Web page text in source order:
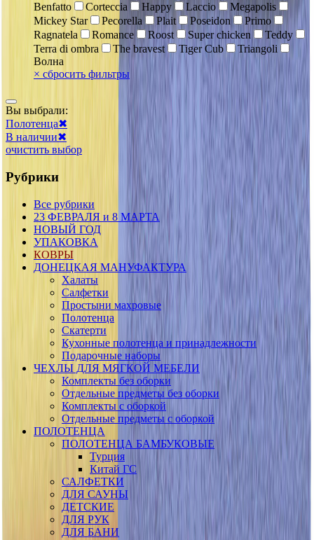
Benfatto
Corteccia Happy Laccio
Megapolis
Mickey Star
Pecorella Plait Poseidon
Primo
Ragnatela
Romance Roost Super chicken
Teddy
Terra di ombra
The bravest Tiger Cub
Triangoli
Волна
× сбросить фильтры
Вы выбрали:
Полотенца✖
В наличии✖
очистить выбор
Рубрики
Все рубрики
23 ФЕВРАЛЯ и 8 МАРТА
НОВЫЙ ГОД
УПАКОВКА
КОВРЫ
ДОНЕЦКАЯ МАНУФАКТУРА
Халаты
Салфетки
Простыни махровые
Полотенца
Скатерти
Кухонные полотенца и принадлежности
Подарочные наборы
ЧЕХЛЫ ДЛЯ МЯГКОЙ МЕБЕЛИ
Комплекты без оборки
Отдельные предметы без оборки
Комплекты с оборкой
Отдельные предметы с оборкой
ПОЛОТЕНЦА
ПОЛОТЕНЦА БАМБУКОВЫЕ
Турция
Китай ГС
САЛФЕТКИ
ДЛЯ САУНЫ
ДЕТСКИЕ
ДЛЯ РУК
ДЛЯ БАНИ